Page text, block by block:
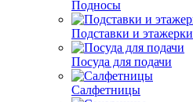
Подносы
Подставки и этажерки
Посуда для подачи
Салфетницы